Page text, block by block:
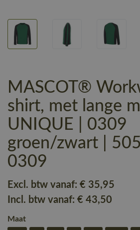
MASCOT®
shirt, met lange
UNIQUE | 0309
groen/zwart |
0309
Excl. btw vanaf: € 35,95
Incl. btw vanaf: € 43,50
Maat